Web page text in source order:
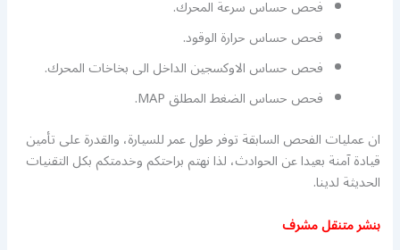
فحص حساس سرعة المحرك.
فحص حساس حرارة الوقود.
فحص حساس الاوكسجين الداخل الى بخاخات المحرك.
فحص حساس الضغط المطلق MAP.
ان عمليات الفحص السابقة توفر طول عمر للسيارة، والقدرة على تأمين
قيادة آمنة بعيدا عن الحوادث، لذا نهتم براحتكم وخدمتكم بكل التقنيات
الحديثة لدينا.
بنشر متنقل مشرف